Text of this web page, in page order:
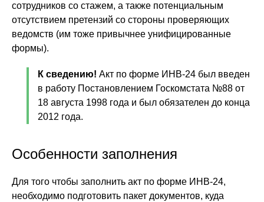
сотрудников со стажем, а также потенциальным
отсутствием претензий со стороны проверяющих
ведомств (им тоже привычнее унифицированные
формы).
К сведению! Акт по форме ИНВ-24 был введен
в работу Постановлением Госкомстата №88 от
18 августа 1998 года и был обязателен до конца
2012 года.
Особенности заполнения
Для того чтобы заполнить акт по форме ИНВ-24,
необходимо подготовить пакет документов, куда